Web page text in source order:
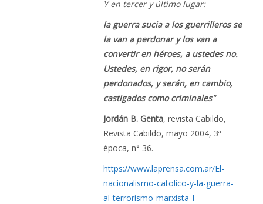
Y en tercer y último lugar:
la guerra sucia a los guerrilleros se
la van a perdonar y los van a
convertir en héroes, a ustedes no.
Ustedes, en rigor, no serán
perdonados, y serán, en cambio,
castigados como criminales.”
Jordán B. Genta, revista Cabildo,
Revista Cabildo, mayo 2004, 3ª
época, n° 36.
https://www.laprensa.com.ar/El-
nacionalismo-catolico-y-la-guerra-
al-terrorismo-marxista-I-